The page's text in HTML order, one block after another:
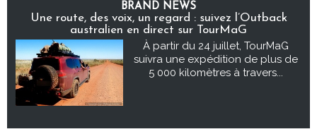
BRAND NEWS
Une route, des voix, un regard : suivez l’Outback
australien en direct sur TourMaG
À partir du 24 juillet, TourMaG
suivra une expédition de plus de
5 000 kilomètres à travers...